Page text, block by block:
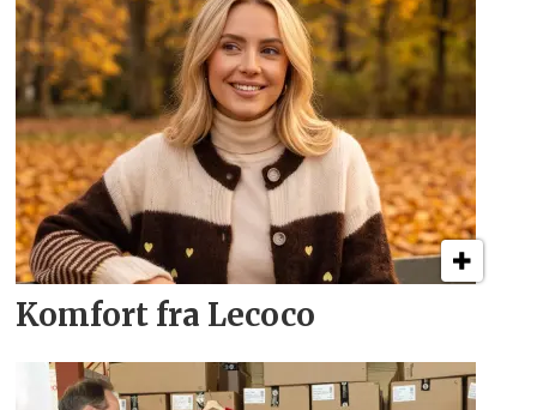
Komfort fra Lecoco